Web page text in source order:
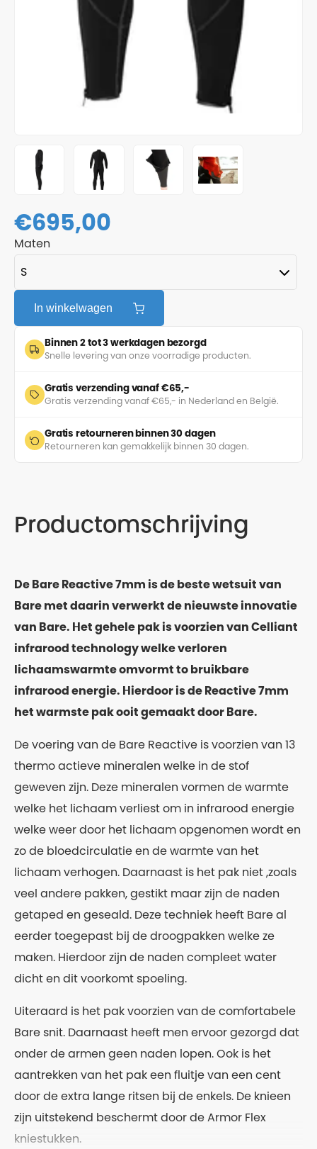
€695,00
Maten
In winkelwagen
Binnen 2 tot 3 werkdagen bezorgd
Snelle levering van onze voorradige producten.
Gratis verzending vanaf €65,-
Gratis verzending vanaf €65,- in Nederland en België.
Gratis retourneren binnen 30 dagen
Retourneren kan gemakkelijk binnen 30 dagen.
Productomschrijving
De Bare Reactive 7mm is de beste wetsuit van
Bare met daarin verwerkt de nieuwste innovatie
van Bare. Het gehele pak is voorzien van Celliant
infrarood technology welke verloren
lichaamswarmte omvormt to bruikbare
infrarood energie. Hierdoor is de Reactive 7mm
het warmste pak ooit gemaakt door Bare.
De voering van de Bare Reactive is voorzien van 13
thermo actieve mineralen welke in de stof
geweven zijn. Deze mineralen vormen de warmte
welke het lichaam verliest om in infrarood energie
welke weer door het lichaam opgenomen wordt en
zo de bloedcirculatie en de warmte van het
lichaam verhogen. Daarnaast is het pak niet ,zoals
veel andere pakken, gestikt maar zijn de naden
getaped en geseald. Deze techniek heeft Bare al
eerder toegepast bij de droogpakken welke ze
maken. Hierdoor zijn de naden compleet water
dicht en dit voorkomt spoeling.
Uiteraard is het pak voorzien van de comfortabele
Bare snit. Daarnaast heeft men ervoor gezorgd dat
onder de armen geen naden lopen. Ook is het
aantrekken van het pak een fluitje van een cent
door de extra lange ritsen bij de enkels. De knieen
zijn uitstekend beschermt door de Armor Flex
kniestukken.